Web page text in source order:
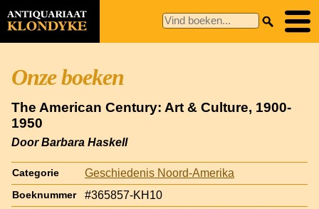
Onze boeken
The American Century: Art & Culture, 1900-
1950
Door Barbara Haskell
Categorie Geschiedenis Noord-Amerika
Boeknummer #365857-KH10